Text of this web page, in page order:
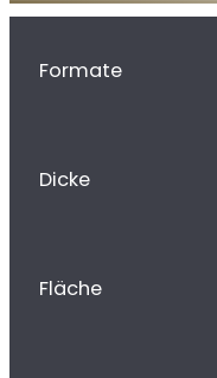
Formate
Dicke
Fläche